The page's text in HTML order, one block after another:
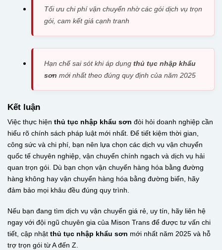
Tối ưu chi phí vận chuyển nhờ các gói dịch vụ trọn
gói, cam kết giá cạnh tranh
Hạn chế sai sót khi áp dụng thủ tục nhập khẩu
sơn mới nhất theo đúng quy định của năm 2025
Kết luận
Việc thực hiện thủ tục nhập khẩu sơn đòi hỏi doanh nghiệp cần
hiểu rõ chính sách pháp luật mới nhất. Để tiết kiệm thời gian,
công sức và chi phí, bạn nên lựa chọn các dịch vụ vận chuyển
quốc tế chuyên nghiệp, vận chuyển chính ngạch và dịch vụ hải
quan trọn gói. Dù bạn chọn vận chuyển hàng hóa bằng đường
hàng không hay vận chuyển hàng hóa bằng đường biển, hãy
đảm bảo mọi khâu đều đúng quy trình.
Nếu bạn đang tìm dịch vụ vận chuyển giá rẻ, uy tín, hãy liên hệ
ngay với đội ngũ chuyên gia của Mison Trans để được tư vấn chi
tiết, cập nhật thủ tục nhập khẩu sơn mới nhất năm 2025 và hỗ
trợ trọn gói từ A đến Z.